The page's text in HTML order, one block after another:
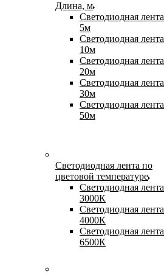
Длина, м
Светодиодная лента
5м
Светодиодная лента
10м
Светодиодная лента
20м
Светодиодная лента
30м
Светодиодная лента
50м
Светодиодная лента по
цветовой температуре
Светодиодная лента
3000К
Светодиодная лента
4000К
Светодиодная лента
6500К